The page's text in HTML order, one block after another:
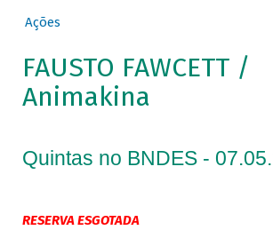
Ações
FAUSTO FAWCETT /
Animakina
Quintas no BNDES -
RESERVA ESGOTADA